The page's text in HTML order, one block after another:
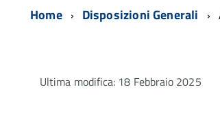
Home Disposizioni Generali
Ultima modifica: 18 Febbraio 2025